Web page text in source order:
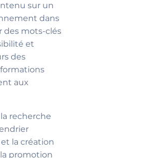
sur un
dans
des mots-clés
et
des
aux
recherche
la création
promotion